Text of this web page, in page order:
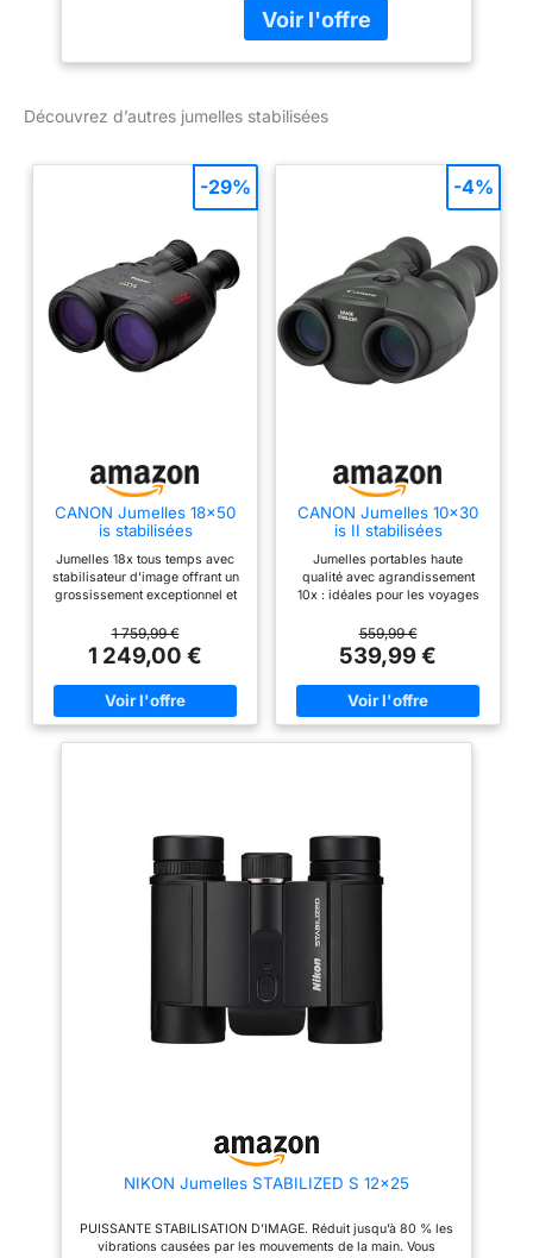
optiques afin d'éviter la
perte de transmission de
la lumière. Faciles à
et compactes.
long et oculaires
réglables Batterie au
Lithium CR2 fournie
Découvrez d’autres jumelles stabilisées
CANON Jumelles 18x50
is stabilisées
diamètre 50mm Tout
Temps, puissantes à très
Fort grossissement, Noir
Jumelles 18x tous temps avec
stabilisateur d'image offrant un
grossissement exceptionnel et
Grossissement élevé 18x et
stabilité optimale Stabilisateur
d'image efficace, même à bord
de véhicules en mouvement Le
vaste champ visuel vous permet
de repérer facilement votre
1 759,99 €
1 249,00 €
-29%
CANON Jumelles 10x30
is II stabilisées
diamètre 30mm,
Portables, légères et
compactes, Noir
Jumelles portables haute
qualité avec agrandissement
10x : idéales pour les voyages
événements sportifs Un
puissant stabilisateur d'image
optique compense vos
mouvements pour une vision
ultra-stable
559,99 €
539,99 €
-4%
NIKON Jumelles STABILIZED S 12x25
PUISSANTE STABILISATION D’IMAGE. Réduit jusqu’à 80 % les
vibrations causées par les mouvements de la main. Vous